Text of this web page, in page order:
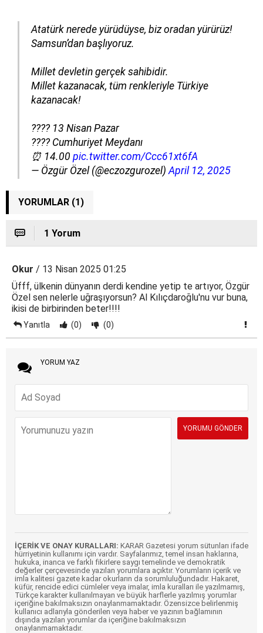
Atatürk nerede yürüdüyse, biz oradan yürürüz!
Samsun’dan başlıyoruz.
Millet devletin gerçek sahibidir.
Millet kazanacak, tüm renkleriyle Türkiye
kazanacak!
???? 13 Nisan Pazar
???? Cumhuriyet Meydanı
⏰ 14.00 pic.twitter.com/Ccc61xt6fA
— Özgür Özel (@eczozgurozel) April 12, 2025
YORUMLAR (1)
1 Yorum
Okur / 13 Nisan 2025 01:25
Üfff, ülkenin dünyanın derdi kendine yetip te artıyor, Özgür
Özel sen nelerle uğraşıyorsun? Al Kılıçdaroğlu'nu vur buna,
ikisi de birbirinden beter!!!!
Yanıtla (0) (0)
YORUM YAZ
İÇERİK VE ONAY KURALLARI: KARAR Gazetesi yorum sütunları ifade
hürriyetinin kullanımı için vardır. Sayfalarımız, temel insan haklarına,
hukuka, inanca ve farklı fikirlere saygı temelinde ve demokratik
değerler çerçevesinde yazılan yorumlara açıktır. Yorumların içerik ve
imla kalitesi gazete kadar okurların da sorumluluğundadır. Hakaret,
küfür, rencide edici cümleler veya imalar, imla kuralları ile yazılmamış,
Türkçe karakter kullanılmayan ve büyük harflerle yazılmış yorumlar
içeriğine bakılmaksızın onaylanmamaktadır. Özensizce belirlenmiş
kullanıcı adlarıyla gönderilen veya haber ve yazının bağlamının
dışında yazılan yorumlar da içeriğine bakılmaksızın
onaylanmamaktadır.